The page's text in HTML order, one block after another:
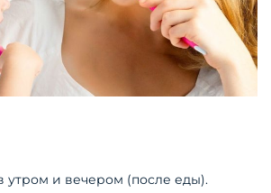
утром и вечером (после еды).